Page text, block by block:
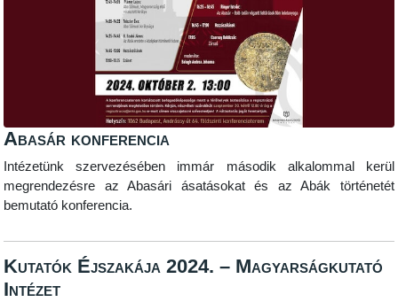
Abasár konferencia
Intézetünk szervezésében immár második alkalommal kerül
megrendezésre az Abasári ásatásokat és az Abák történetét
bemutató konferencia.
Kutatók Éjszakája 2024. – Magyarságkutató
Intézet